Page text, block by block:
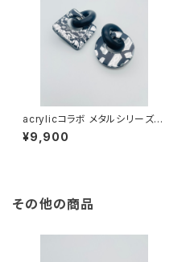
acrylicコラボ メタルシリーズ
（ブラック系）AMB-MM24003
¥9,900
その他の商品